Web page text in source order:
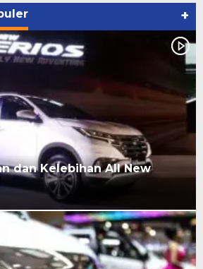
+
dan Kelebihan All New